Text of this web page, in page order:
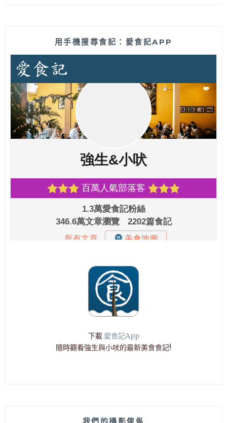
用手機搜尋食記：愛食記APP
下載 愛食記App
隨時觀看強生與小吠的最新美食食記!
我們的攝影傢俬